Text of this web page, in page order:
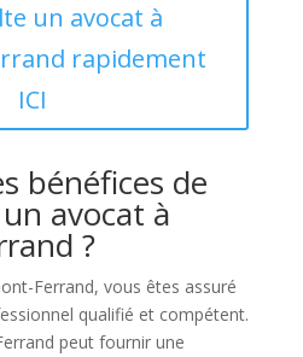
un avocat à
rapidement
ICI
bénéfices de
avocat à
?
Ferrand, vous êtes assuré
qualifié et compétent.
peut fournir une